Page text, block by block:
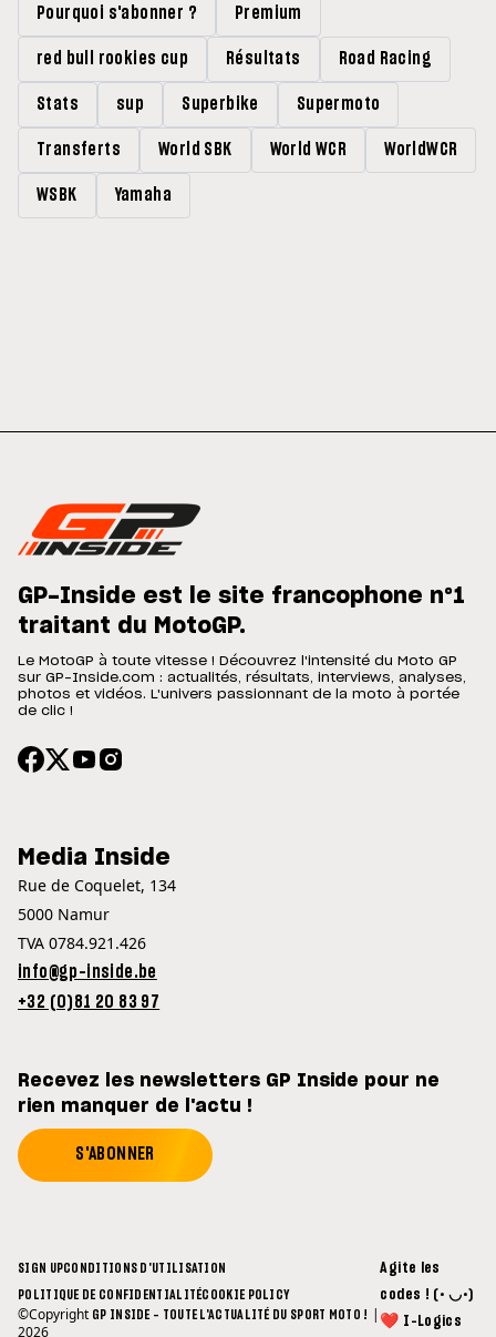
Pourquoi s'abonner ? Premium
red bull rookies cup Résultats Road Racing
Stats sup Superbike Supermoto
Transferts World SBK World WCR WorldWCR
WSBK Yamaha
GP-Inside est le site francophone n°1
traitant du MotoGP.
Le MotoGP à toute vitesse ! Découvrez l'intensité du Moto GP
sur GP-Inside.com : actualités, résultats, interviews, analyses,
photos et vidéos. L'univers passionnant de la moto à portée
de clic !
Media Inside
Rue de Coquelet, 134
5000 Namur
TVA 0784.921.426
info@gp-inside.be
+32 (0)81 20 83 97
Recevez les newsletters GP Inside pour ne
rien manquer de l'actu !
S'ABONNER
SIGN UPCONDITIONS D'UTILISATION
POLITIQUE DE CONFIDENTIALITÉCOOKIE POLICY
©Copyright GP INSIDE - TOUTE L'ACTUALITÉ DU SPORT MOTO ! |
2026
Agite les
codes ! (• ◡•)
❤ I-Logics